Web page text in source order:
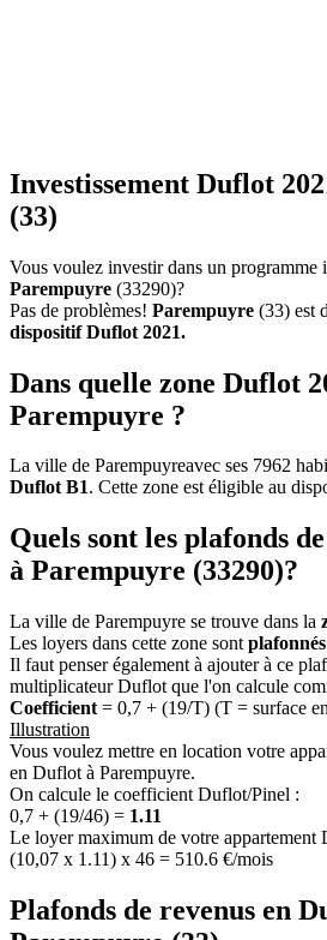
Investissement Duflot
(33)
Vous voulez investir dans un programme
Parempuyre (33290)?
Pas de problèmes! Parempuyre (33) est
dispositif Duflot 2021.
Dans quelle zone Duflot
Parempuyre ?
La ville de Parempuyreavec ses 7962
Duflot B1. Cette zone est éligible au
Quels sont les plafonds
à Parempuyre (33290)?
La ville de Parempuyre se trouve dans la
Les loyers dans cette zone sont plafonnés
Il faut penser également à ajouter à ce
multiplicateur Duflot que l'on calcule
Coefficient = 0,7 + (19/T) (T = surface
Illustration
Vous voulez mettre en location votre
en Duflot à Parempuyre.
On calcule le coefficient Duflot/Pinel :
0,7 + (19/46) = 1.11
Le loyer maximum de votre appartement
(10,07 x 1.11) x 46 = 510.6 €/mois
Plafonds de revenus en